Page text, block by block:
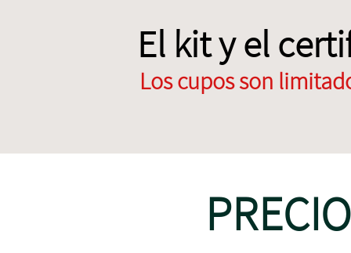
El kit y el
Los cupos son